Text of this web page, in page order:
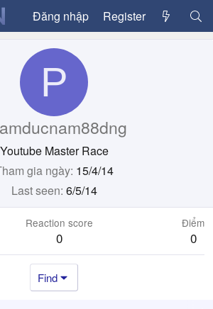
Đăng nhập Register
P
Youtube Master Race
gia ngày 15/4/14
Last seen 6/5/14
Reaction score
0
Điểm
0
Find